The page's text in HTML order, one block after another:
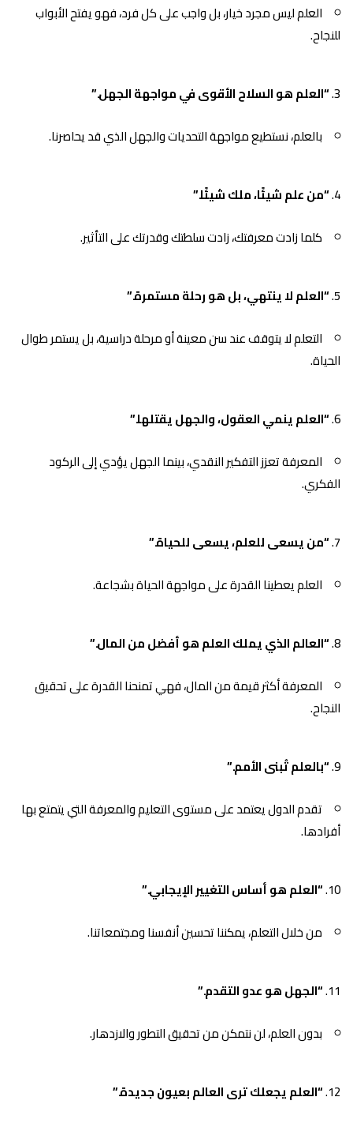
العلم ليس مجرد خيار، بل واجب على كل فرد، فهو يفتح الأبواب
للنجاح.
“العلم هو السلاح الأقوى في مواجهة الجهل.”
بالعلم، نستطيع مواجهة التحديات والجهل الذي قد يحاصرنا.
“من علم شيئًا، ملك شيئًا.”
كلما زادت معرفتك، زادت سلطتك وقدرتك على التأثير.
“العلم لا ينتهي، بل هو رحلة مستمرة.”
التعلم لا يتوقف عند سن معينة أو مرحلة دراسية، بل يستمر طوال
الحياة.
“العلم ينمي العقول، والجهل يقتلها.”
المعرفة تعزز التفكير النقدي، بينما الجهل يؤدي إلى الركود
الفكري.
“من يسعى للعلم، يسعى للحياة.”
العلم يعطينا القدرة على مواجهة الحياة بشجاعة.
“العالم الذي يملك العلم هو أفضل من المال.”
المعرفة أكثر قيمة من المال، فهي تمنحنا القدرة على تحقيق
النجاح.
“بالعلم تُبنى الأمم.”
تقدم الدول يعتمد على مستوى التعليم والمعرفة التي يتمتع بها
أفرادها.
“العلم هو أساس التغيير الإيجابي.”
من خلال التعلم، يمكننا تحسين أنفسنا ومجتمعاتنا.
“الجهل هو عدو التقدم.”
بدون العلم، لن نتمكن من تحقيق التطور والازدهار.
“العلم يجعلك ترى العالم بعيون جديدة.”